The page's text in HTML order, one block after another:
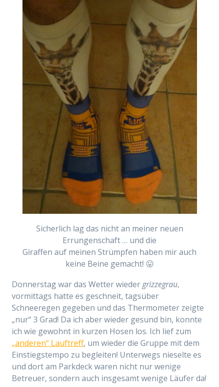
Sicherlich lag das nicht an meiner neuen
Errungenschaft … und die
Giraffen auf meinen Strümpfen haben mir auch
keine Beine gemacht! 😛
Donnerstag war das Wetter wiedergrizzegrau,
vormittags hatte es geschneit, tagsüber
Schneeregen gegeben und das Thermometer zeigte
„nur“ 3 Grad! Da ich aber wieder gesund bin, konnte
ich wie gewohnt in kurzen Hosen los. Ich lief zum
„anderen“ Lauftreff, um wieder die Gruppe mit dem
Einstiegstempo zu begleiten! Unterwegs nieselte es
und dort am Parkdeck waren nicht nur wenige
Betreuer, sondern auch insgesamt wenige Läufer da!